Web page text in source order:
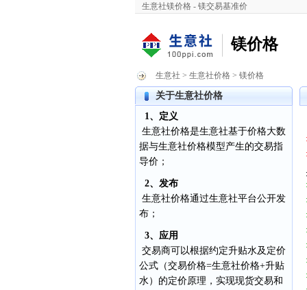
生意社镁价格 - 镁交易基准价
镁价格
生意社 > 生意社价格 > 镁价格
关于生意社价格
1、定义
生意社价格是生意社基于价格大数
据与生意社价格模型产生的交易指
导价；
2、发布
生意社价格通过生意社平台公开发
布；
3、应用
交易商可以根据约定升贴水及定价
公式（交易价格=生意社价格+升贴
水）的定价原理，实现现货交易和